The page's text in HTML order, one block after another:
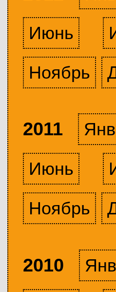
Июнь
Ноябрь
2011
Июнь
Ноябрь
2010